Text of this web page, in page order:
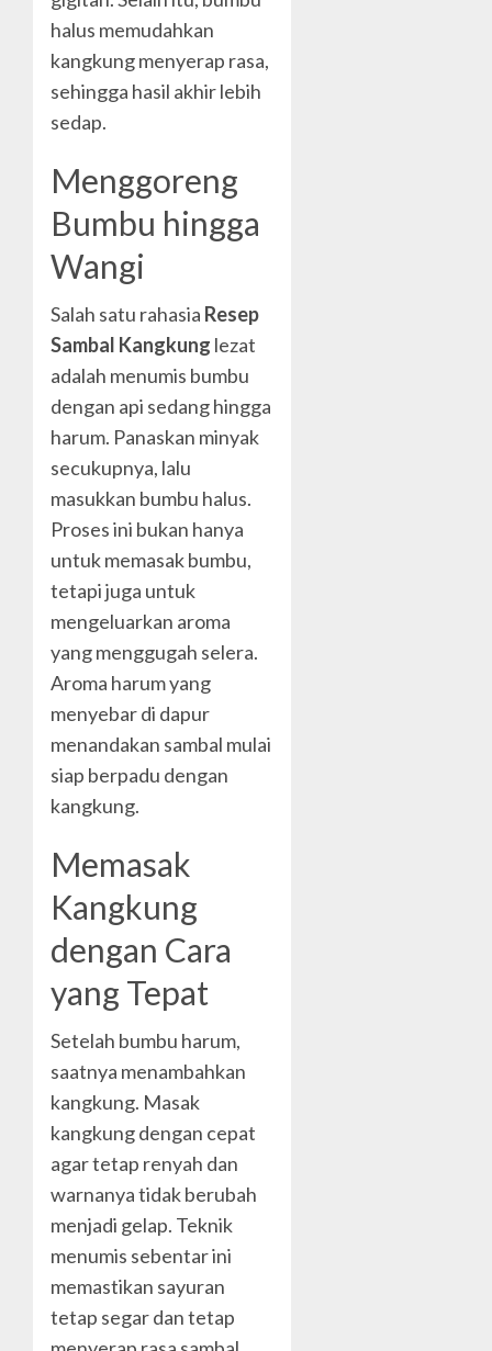
halus memudahkan
kangkung menyerap rasa,
sehingga hasil akhir lebih
sedap.
Menggoreng
Bumbu hingga
Wangi
Salah satu rahasia Resep
Sambal Kangkung lezat
adalah menumis bumbu
dengan api sedang hingga
harum. Panaskan minyak
secukupnya, lalu
masukkan bumbu halus.
Proses ini bukan hanya
untuk memasak bumbu,
tetapi juga untuk
mengeluarkan aroma
yang menggugah selera.
Aroma harum yang
menyebar di dapur
menandakan sambal mulai
siap berpadu dengan
kangkung.
Memasak
Kangkung
dengan Cara
yang Tepat
Setelah bumbu harum,
saatnya menambahkan
kangkung. Masak
kangkung dengan cepat
agar tetap renyah dan
warnanya tidak berubah
menjadi gelap. Teknik
menumis sebentar ini
memastikan sayuran
tetap segar dan tetap